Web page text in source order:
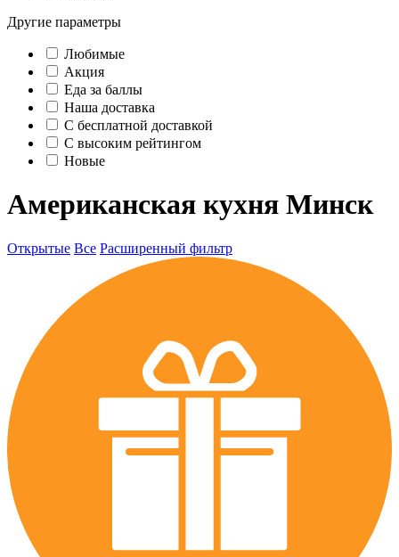
Другие параметры
Любимые
Акция
Еда за баллы
Наша доставка
C бесплатной доставкой
С высоким рейтингом
Новые
Американская кухня Минск
Открытые Все Расширенный фильтр